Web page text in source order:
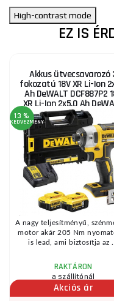
High-contrast mode
EZ IS
Akkus ütvecsavarozó
fokozatú 18V XR Li-Ion
Ah DeWALT DCF887P2
XR Li-Ion 2x5.0 Ah
DCF887P2
13 %
KEDVEZMÉNY
A nagy teljesítményű,
motor akár 205 Nm
is lead, ami biztosítja az ...
RAKTÁRON
a szállítónál
Akciós ár